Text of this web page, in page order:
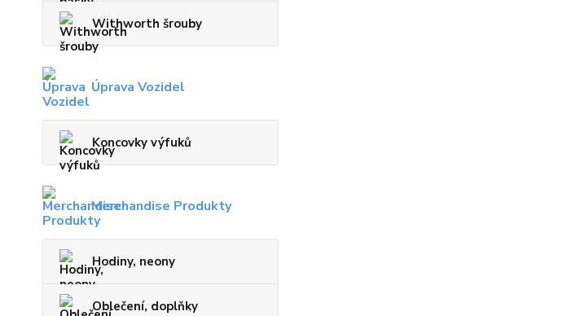
Withworth šrouby
Úprava Vozidel
Koncovky výfuků
Merchandise Produkty
Hodiny, neony
Oblečení, doplňky